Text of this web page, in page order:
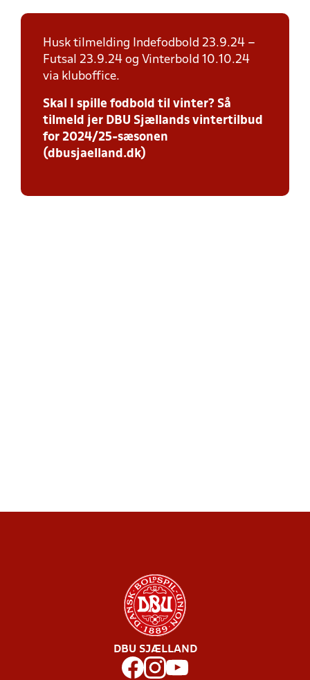
Husk tilmelding Indefodbold 23.9.24 –
Futsal 23.9.24 og Vinterbold 10.10.24
via kluboffice.
Skal I spille fodbold til vinter? Så
tilmeld jer DBU Sjællands vintertilbud
for 2024/25-sæsonen
(dbusjaelland.dk)
DBU SJÆLLAND